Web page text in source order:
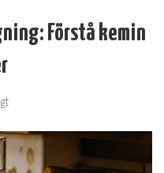
Förstå kemin